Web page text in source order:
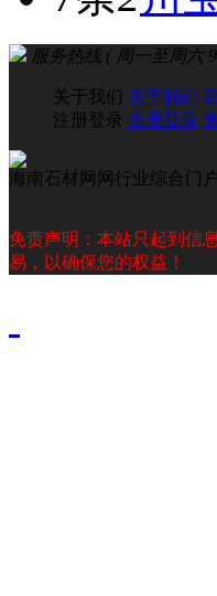
服务热线 ( 周一至周六
关于我们 关于我们
注册登录 会员登录
海南石材网网行业综合门
免责声明：本站只起到信
易，以确保您的权益！